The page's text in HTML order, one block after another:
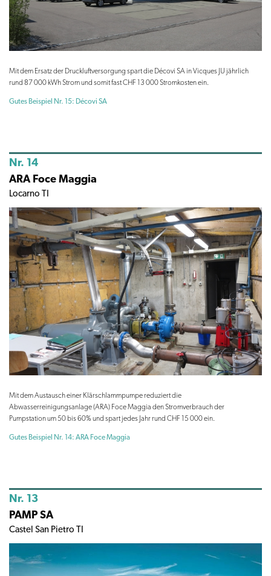
Mit dem Ersatz der Druckluftversorgung spart die Décovi SA in Vicques JU jährlich
rund 87 000 kWh Strom und somit fast CHF 13 000 Stromkosten ein.
Gutes Beispiel Nr. 15: Décovi SA
Nr. 14
ARA Foce Maggia
Locarno TI
Mit dem Austausch einer Klärschlammpumpe reduziert die
Abwasserreinigungsanlage (ARA) Foce Maggia den Stromverbrauch der
Pumpstation um 50 bis 60% und spart jedes Jahr rund CHF 15 000 ein.
Gutes Beispiel Nr. 14: ARA Foce Maggia
Nr. 13
PAMP SA
Castel San Pietro TI